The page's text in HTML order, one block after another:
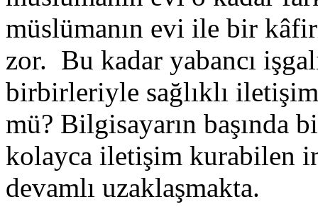
müslümanın evi ile bir
zor. Bu kadar yabancı
birbirleriyle sağlıklı
mü? Bilgisayarın başında
kolayca iletişim kurabilen
devamlı uzaklaşmakta.